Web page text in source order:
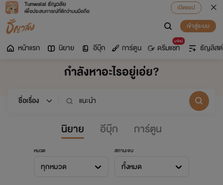
Tunwalai ธัญวลัย
เพื่อประสบการณ์ที่ดีกว่าบนมือถือ
เปิดแอป
เข้าสู่ระบบ
หน้าแรก นิยาย อีบุ๊ก การ์ตูน
มาใหม่
ดรีมแชท ธัญลิสต์
กำลังหาอะไรอยู่เอ่ย?
นิยาย อีบุ๊ก การ์ตูน
หมวด
ทุกหมวด
สถานะจบ
ทั้งหมด